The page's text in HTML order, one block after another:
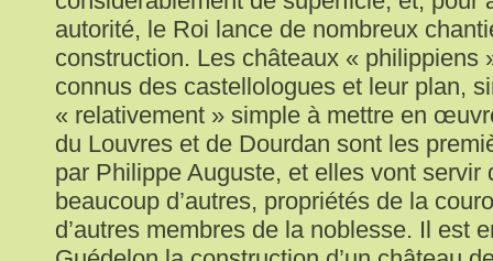
autorité, le Roi lance de nombreux
construction. Les châteaux « philippiens
connus des castellologues et leur plan,
« relativement » simple à mettre en
du Louvres et de Dourdan sont les
par Philippe Auguste, et elles vont servir
beaucoup d’autres, propriétés de la
d’autres membres de la noblesse. Il est